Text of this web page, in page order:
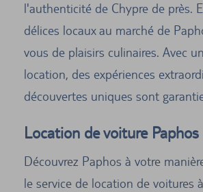
l'authenticité de Chypre de près.
délices locaux au marché de
vous de plaisirs culinaires. Avec
location, des expériences
découvertes uniques sont
Location de voiture
Découvrez Paphos à votre
le service de location de voitures